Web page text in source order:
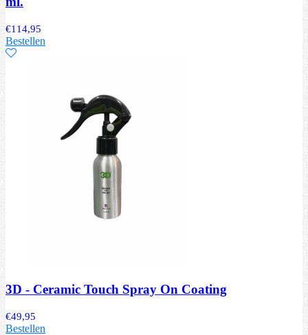
€114,95
Bestellen
3D - Ceramic Touch Spray On Coating
€49,95
Bestellen